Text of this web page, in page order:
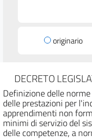
originario
DECRETO
Definizione delle
delle prestazioni per
apprendimenti non
minimi di servizio del
delle competenze, a